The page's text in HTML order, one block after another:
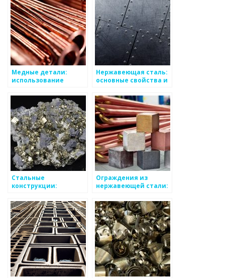
Медные детали:
использование
промышленности
Нержавеющая сталь:
основные свойства и
Стальные
конструкции:
и характеристики
Ограждения из
нержавеющей стали:
эстетика